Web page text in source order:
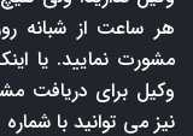
هر ساعت از شبانه
مشورت نمایید. یا
وکیل برای دریافت